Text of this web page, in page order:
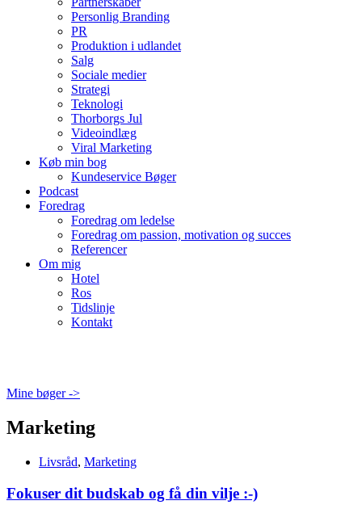
Personlig Branding
PR
Produktion i udlandet
Salg
Sociale medier
Strategi
Teknologi
Thorborgs Jul
Videoindlæg
Viral Marketing
Køb min bog
Kundeservice Bøger
Podcast
Foredrag
Foredrag om ledelse
Foredrag om passion, motivation og succes
Referencer
Om mig
Hotel
Ros
Tidslinje
Kontakt
Mine bøger ->
Marketing
Livsråd, Marketing
Fokuser dit budskab og få din vilje :-)